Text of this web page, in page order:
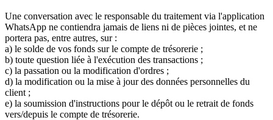
Une conversation avec le responsable du traitement via l'application
WhatsApp ne contiendra jamais de liens ni de pièces jointes, et ne
portera pas, entre autres, sur :
a) le solde de vos fonds sur le compte de trésorerie ;
b) toute question liée à l'exécution des transactions ;
c) la passation ou la modification d'ordres ;
d) la modification ou la mise à jour des données personnelles du
client ;
e) la soumission d'instructions pour le dépôt ou le retrait de fonds
vers/depuis le compte de trésorerie.